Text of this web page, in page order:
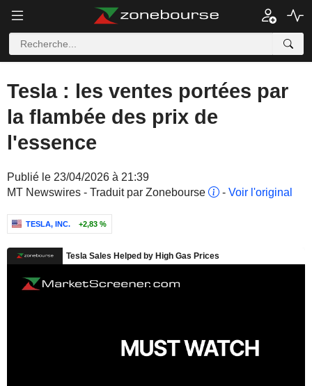
Tesla : les ventes portées par
la flambée des prix de
l'essence
Publié le 23/04/2026 à 21:39
MT Newswires - Traduit par Zonebourse
- Voir l'original
TESLA, INC. +2,83 %